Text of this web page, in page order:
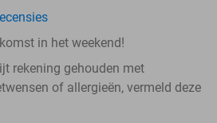
in het weekend!
rekening gehouden met
of allergieën, vermeld deze